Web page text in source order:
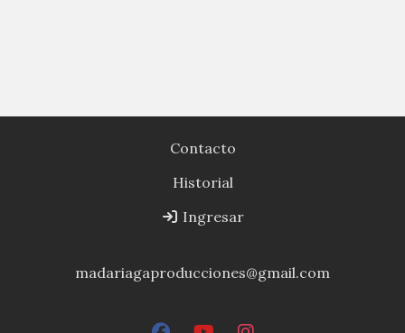
Contacto
Historial
Ingresar
madariagaproducciones@gmail.com